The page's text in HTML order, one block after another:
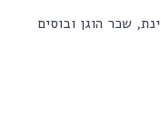
שכר הוגן ובוסים